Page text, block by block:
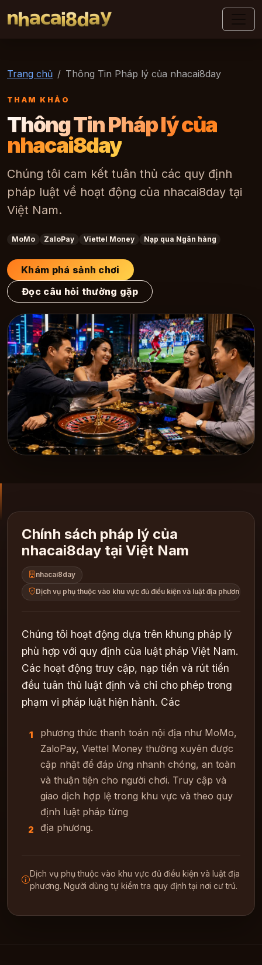
nhacai8day
Trang chủ Thông Tin Pháp lý của nhacai8day
THAM KHẢO
Thông Tin Pháp lý của
nhacai8day
Chúng tôi cam kết tuân thủ các quy định
pháp luật về hoạt động của nhacai8day tại
Việt Nam.
MoMo ZaloPay Viettel Money Nạp qua Ngân hàng
Khám phá sảnh chơi
Đọc câu hỏi thường gặp
Chính sách pháp lý của
nhacai8day tại Việt Nam
nhacai8day
Dịch vụ phụ thuộc vào khu vực đủ điều kiện và luật địa phương.
Chúng tôi hoạt động dựa trên khung pháp lý
phù hợp với quy định của luật pháp Việt Nam.
Các hoạt động truy cập, nạp tiền và rút tiền
đều tuân thủ luật định và chỉ cho phép trong
phạm vi pháp luật hiện hành. Các
1
phương thức thanh toán nội địa như MoMo,
ZaloPay, Viettel Money thường xuyên được
cập nhật để đáp ứng nhanh chóng, an toàn
và thuận tiện cho người chơi. Truy cập và
giao dịch hợp lệ trong khu vực và theo quy
định luật pháp từng
2 địa phương.
Dịch vụ phụ thuộc vào khu vực đủ điều kiện và luật địa
phương. Người dùng tự kiểm tra quy định tại nơi cư trú.